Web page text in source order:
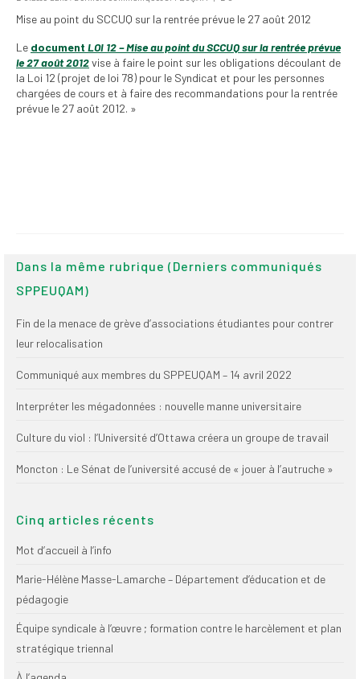
Statuts et
règlements
Politiques
Publications
Nouvelles du
SCCUQ intervention
Mise au point du SCCUQ sur la rentrée prévue le 27 août 2012
Le document LOI 12 – Mise au point du SCCUQ sur la rentrée prévue
le 27 août 2012vise à faire le point sur les obligations découlant de
la Loi 12 (projet de loi 78) pour le Syndicat et pour les personnes
chargées de cours et à faire des recommandations pour la rentrée
prévue le 27 août 2012. »
Dans la même rubrique (Derniers communiqués
SPPEUQAM)
Fin de la menace de grève d’associations étudiantes pour contrer
leur relocalisation
Communiqué aux membres du SPPEUQAM – 14 avril 2022
Interpréter les mégadonnées : nouvelle manne universitaire
Culture du viol : l’Université d’Ottawa créera un groupe de travail
Moncton : Le Sénat de l’université accusé de « jouer à l’autruche »
Cinq articles récents
Mot d’accueil à l’info
Marie-Hélène Masse-Lamarche – Département d’éducation et de
pédagogie
Équipe syndicale à l’œuvre ; formation contre le harcèlement et plan
stratégique triennal